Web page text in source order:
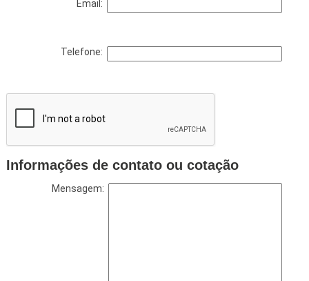
Email:
Telefone:
Informações de contato ou cotação
Mensagem: